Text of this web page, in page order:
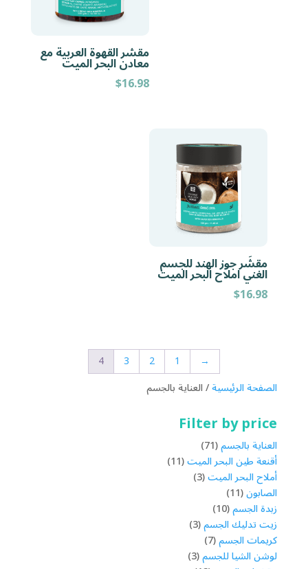
الصفحة الرئيسية/ العناية بالجسم
Filter by price
العناية بالجسم 71
71
منتج
أقنعة طين البحر الميت 11
11
أملاح البحر الميت 3
3
الصابون 11
11
منتجزبدة الجسم 10
10
منتجاتزيت تدليك الجسم 3
3
كريمات الجسم 7
7
منتجاتلوشن الشيا للجسم 3
3
مقشر القهوة العربية مع
معادن البحر الميت
$16.98
مقشَر جوز الهند للجسم
الغني املاح البحر الميت
$16.98
→
1
2
3
4